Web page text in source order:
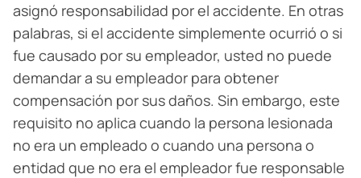
asignó responsabilidad por el accidente. En otras
palabras, si el accidente simplemente ocurrió o si
fue causado por su empleador, usted no puede
demandar a su empleador para obtener
compensación por sus daños. Sin embargo, este
requisito no aplica cuando la persona lesionada
no era un empleado o cuando una persona o
entidad que no era el empleador fue responsable